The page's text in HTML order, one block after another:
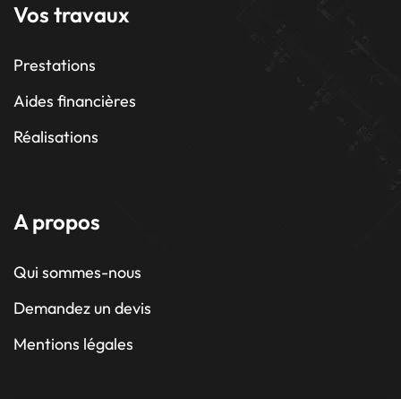
Vos travaux
Prestations
Aides financières
Réalisations
A propos
Qui sommes-nous
Demandez un devis
Mentions légales